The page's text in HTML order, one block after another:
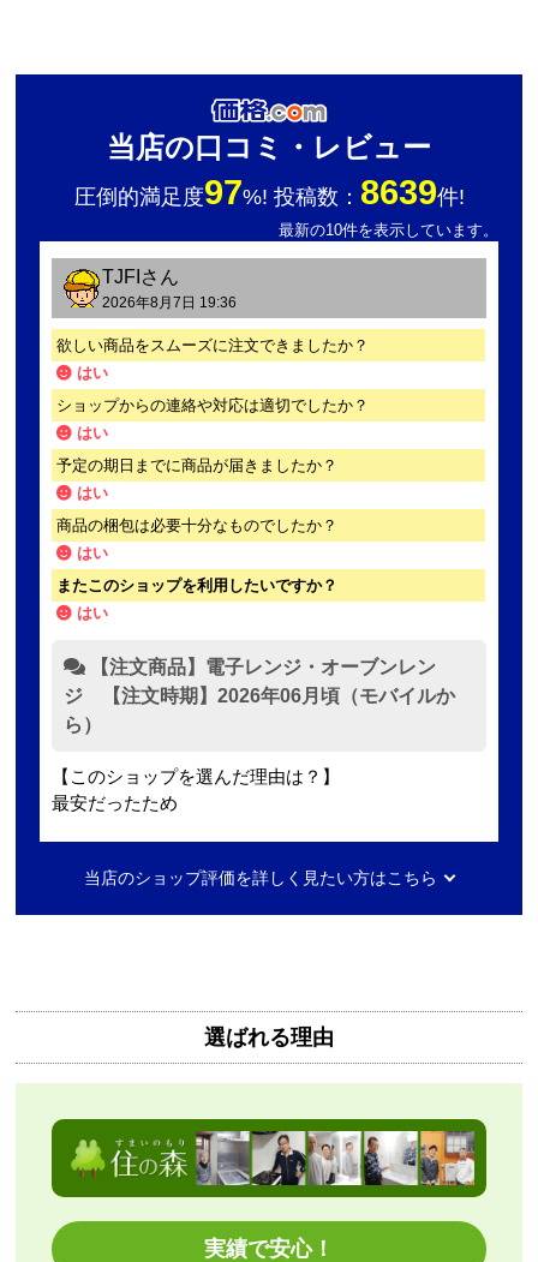
当店の口コミ・レビュー
圧倒的満足度97%! 投稿数： 8639件!
最新の10件を表示しています。
TJFI さん
2026年8月7日 19:36
欲しい商品をスムーズに注文できましたか？
はい
ショップからの連絡や対応は適切でしたか？
はい
予定の期日までに商品が届きましたか？
はい
商品の梱包は必要十分なものでしたか？
はい
またこのショップを利用したいですか？
はい
【注文商品】電子レンジ・オーブンレン
ジ 【注文時期】2026年06月頃（モバイルか
ら）
【このショップを選んだ理由は？】
最安だったため
2日ほど
さん
はい
ショップからの連絡や対応は適切でしたか？
はい
予定の期日までに商品が届きましたか？
当店のショップ評価を詳しく見たい方はこちら
選ばれる理由
実績で安心！